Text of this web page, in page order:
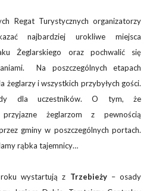
Regat Turystycznych organizatorzy
najbardziej urokliwe miejsca
Żeglarskiego oraz pochwalić się
Na poszczególnych etapach
żeglarzy i wszystkich przybyłych gości.
dla uczestników. O tym, że
żeglarzom z pewnością
gminy w poszczególnych portach.
rąbka tajemnicy…
wystartują z Trzebieży– osady